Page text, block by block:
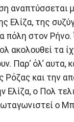
αναπτύσσεται
Ελίζα, της
πόλη στον
ακολουθεί τα
Παρ’ όλ’ αυτα,
Ρόζας και την
Ελίζα, ο Πολ
ο